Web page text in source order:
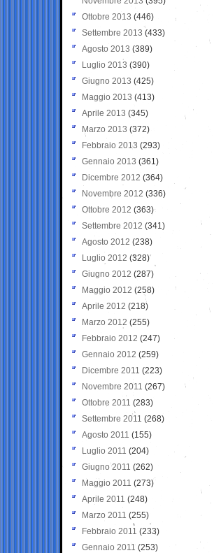
Ottobre 2013 (446)
Settembre 2013 (433)
Agosto 2013 (389)
Luglio 2013 (390)
Giugno 2013 (425)
Maggio 2013 (413)
Aprile 2013 (345)
Marzo 2013 (372)
Febbraio 2013 (293)
Gennaio 2013 (361)
Dicembre 2012 (364)
Novembre 2012 (336)
Ottobre 2012 (363)
Settembre 2012 (341)
Agosto 2012 (238)
Luglio 2012 (328)
Giugno 2012 (287)
Maggio 2012 (258)
Aprile 2012 (218)
Marzo 2012 (255)
Febbraio 2012 (247)
Gennaio 2012 (259)
Dicembre 2011 (223)
Novembre 2011 (267)
Ottobre 2011 (283)
Settembre 2011 (268)
Agosto 2011 (155)
Luglio 2011 (204)
Giugno 2011 (262)
Maggio 2011 (273)
Aprile 2011 (248)
Marzo 2011 (255)
Febbraio 2011 (233)
Gennaio 2011 (253)